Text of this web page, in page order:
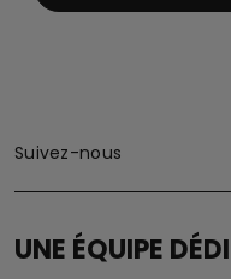
Suivez-nous
UNE ÉQUIPE